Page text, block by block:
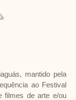
mantido pela
ao Festival
filmes de arte e/ou